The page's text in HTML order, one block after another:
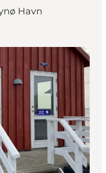
Havn